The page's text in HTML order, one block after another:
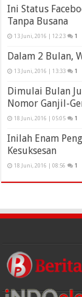
Ini Status
Tanpa Busana
13 Juni, 2016 | 12:23 1
Dalam 2 Bulan,
13 Juni, 2016 | 13:33 1
Dimulai Bulan
Nomor Ganjil-
18 Juni, 2016 | 05:05 1
Inilah Enam
Kesuksesan
18 Juni, 2016 | 08:56 1